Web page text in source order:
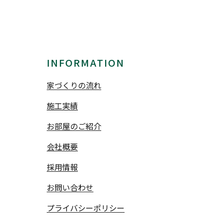
INFORMATION
家づくりの流れ
施工実績
お部屋のご紹介
会社概要
採用情報
お問い合わせ
プライバシーポリシー